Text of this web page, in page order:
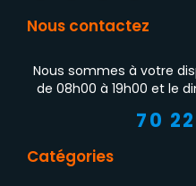
Nous contactez
Nous sommes à votre
de 08h00 à 19h00 et le
70
Catégories